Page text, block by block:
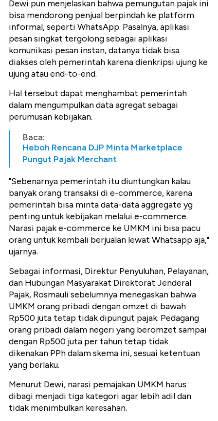
Dewi pun menjelaskan bahwa pemungutan pajak ini
bisa mendorong penjual berpindah ke platform
informal, seperti WhatsApp. Pasalnya, aplikasi
pesan singkat tergolong sebagai aplikasi
komunikasi pesan instan, datanya tidak bisa
diakses oleh pemerintah karena dienkripsi ujung ke
ujung atau end-to-end.
Hal tersebut dapat menghambat pemerintah
dalam mengumpulkan data agregat sebagai
perumusan kebijakan.
Baca:
Heboh Rencana DJP Minta Marketplace
Pungut Pajak Merchant
"Sebenarnya pemerintah itu diuntungkan kalau
banyak orang transaksi di e-commerce, karena
pemerintah bisa minta data-data aggregate yg
penting untuk kebijakan melalui e-commerce.
Narasi pajak e-commerce ke UMKM ini bisa pacu
orang untuk kembali berjualan lewat Whatsapp aja,"
ujarnya.
Sebagai informasi, Direktur Penyuluhan, Pelayanan,
dan Hubungan Masyarakat Direktorat Jenderal
Pajak, Rosmauli sebelumnya menegaskan bahwa
UMKM orang pribadi dengan omzet di bawah
Rp500 juta tetap tidak dipungut pajak. Pedagang
orang pribadi dalam negeri yang beromzet sampai
dengan Rp500 juta per tahun tetap tidak
dikenakan PPh dalam skema ini, sesuai ketentuan
yang berlaku.
Menurut Dewi, narasi pemajakan UMKM harus
dibagi menjadi tiga kategori agar lebih adil dan
tidak menimbulkan keresahan.